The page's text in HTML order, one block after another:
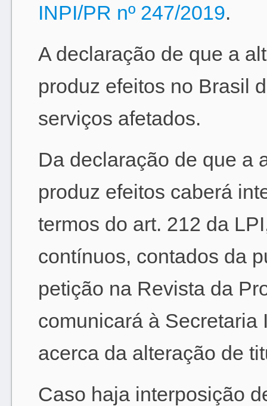
INPI/PR nº 247/2019.
A declaração de que a
produz efeitos no Brasil
serviços afetados.
Da declaração de que a
produz efeitos caberá
termos do art. 212 da
contínuos, contados da
petição na Revista da
comunicará à
acerca da alteração de
Caso haja interposição